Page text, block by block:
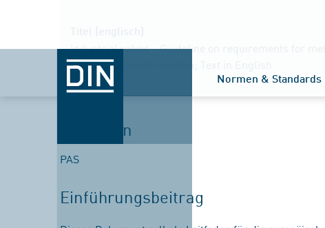
Normen & Standards
Industrial valves - Guideline on requirements for
European standardization; Text in English
Verfahren
PAS
Einführungsbeitrag